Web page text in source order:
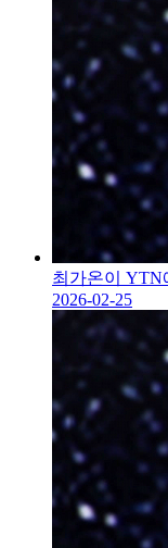
최가온이 YTN
2026-02-25